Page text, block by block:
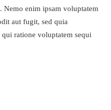
Nemo enim ipsam voluptatem
aut fugit, sed quia
ratione voluptatem sequi